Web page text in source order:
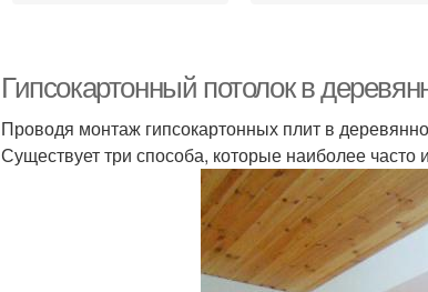
Гипсокартонный потолок в
Проводя монтаж гипсокартонных плит в
Существует три способа, которые наиболее часто